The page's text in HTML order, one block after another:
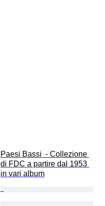
Paesi Bassi  - Collezione
di FDC a partire dal 1953
in vari album